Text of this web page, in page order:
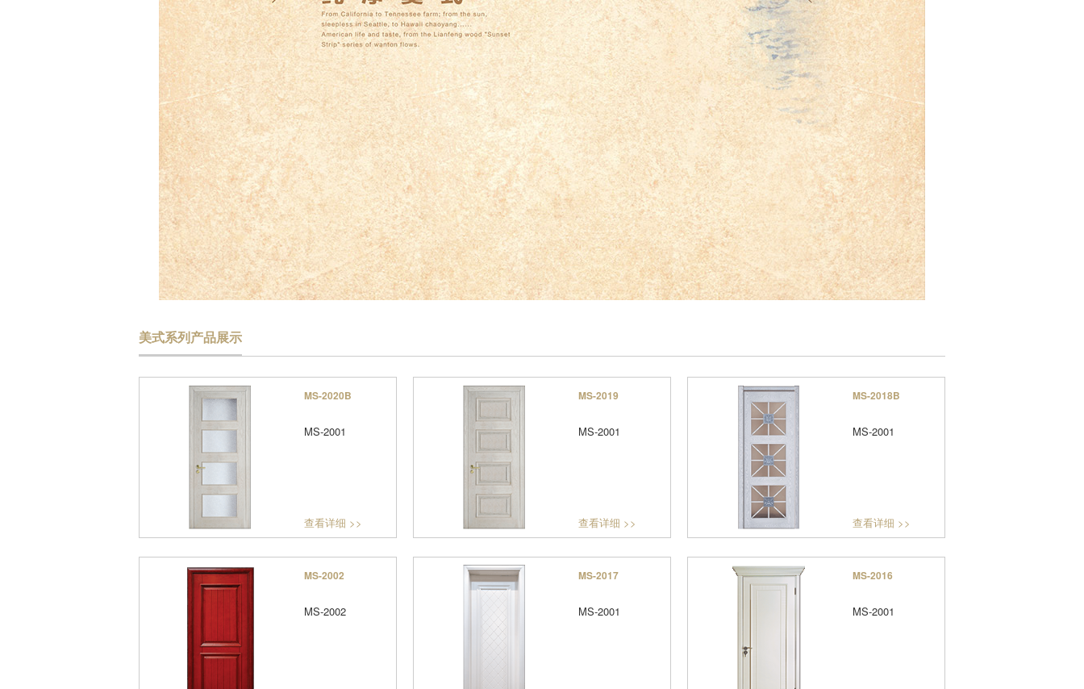
美式系列产品展示
查看详细 >>
MS-2020B
MS-2001
查看详细 >>
MS-2019
MS-2001
查看详细 >>
MS-2018B
MS-2001
MS-2002
MS-2002
MS-2017
MS-2001
MS-2016
MS-2001